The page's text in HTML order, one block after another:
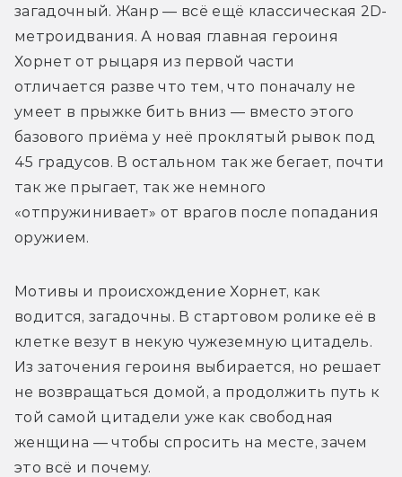
загадочный. Жанр — всё ещё классическая 2D-
метроидвания. А новая главная героиня
Хорнет от рыцаря из первой части
отличается разве что тем, что поначалу не
умеет в прыжке бить вниз — вместо этого
базового приёма у неё проклятый рывок под
45 градусов. В остальном так же бегает, почти
так же прыгает, так же немного
«отпружинивает» от врагов после попадания
оружием.
Мотивы и происхождение Хорнет, как
водится, загадочны. В стартовом ролике её в
клетке везут в некую чужеземную цитадель.
Из заточения героиня выбирается, но решает
не возвращаться домой, а продолжить путь к
той самой цитадели уже как свободная
женщина — чтобы спросить на месте, зачем
это всё и почему.